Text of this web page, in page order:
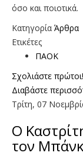
όσο και ποιοτικά.
Κατηγορία Άρθρα
Ετικέτες
ΠΑΟΚ
Σχολιάστε πρώτοι!
Διαβάστε
Τρίτη, 07
O
τον